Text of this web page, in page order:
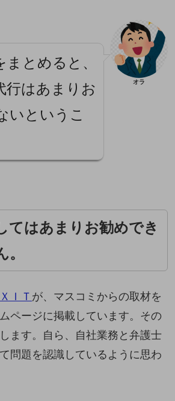
とめると、
行はあまりお
いというこ
オラ
てはあまりお勧めでき
。
ＩＴ が、マスコミからの取材を
ページに掲載しています。その
ます。自ら、自社業務と弁護士
問題を認識しているように思わ